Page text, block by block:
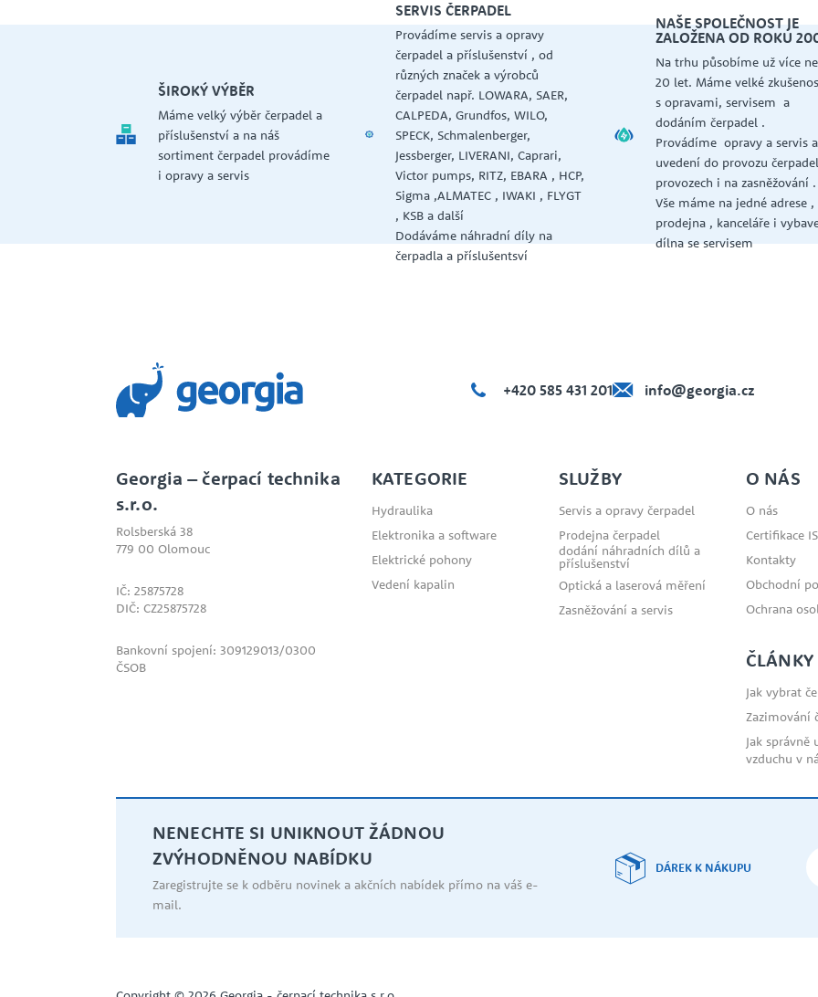
ŠIROKÝ VÝBĚR
Máme velký výběr čerpadel a
příslušenství a na náš
sortiment čerpadel provádíme
i opravy a servis
SERVIS ČERPADEL
Provádíme servis a opravy
čerpadel a příslušenství , od
různých značek a výrobců
čerpadel např. LOWARA, SAER,
CALPEDA, Grundfos, WILO,
SPECK, Schmalenberger,
Jessberger, LIVERANI, Caprari,
Victor pumps, RITZ, EBARA , HCP,
Sigma ,ALMATEC , IWAKI , FLYGT
, KSB a další
Dodáváme náhradní díly na
čerpadla a příslušentsví
NAŠE SPOLEČNOST JE
ZALOŽENA OD ROKU
Na trhu působíme už více
20 let. Máme velké
s opravami, servisem a
dodáním čerpadel .
Provádíme opravy a servis a
uvedení do provozu
provozech i na zasněžování .
Vše máme na jedné adrese ,
prodejna , kanceláře i
dílna se servisem
+420 585 431 201 info@georgia.cz
Georgia – čerpací technika
s.r.o.
Rolsberská 38
779 00 Olomouc
IČ: 25875728
DIČ: CZ25875728
Bankovní spojení: 309129013/0300
ČSOB
KATEGORIE
Hydraulika
Elektronika a software
Elektrické pohony
Vedení kapalin
SLUŽBY
Servis a opravy čerpadel
Prodejna čerpadel
dodání náhradních dílů a
příslušenství
Optická a laserová měření
Zasněžování a servis
O NÁS
O nás
Certifikace
Kontakty
Obchodní
Ochrana
ČLÁNKY
Jak vybrat
Zazimování
Jak správně
vzduchu v
NENECHTE SI UNIKNOUT ŽÁDNOU
ZVÝHODNĚNOU NABÍDKU
Zaregistrujte se k odběru novinek a akčních nabídek přímo na váš e-
mail.
DÁREK K NÁKUPU